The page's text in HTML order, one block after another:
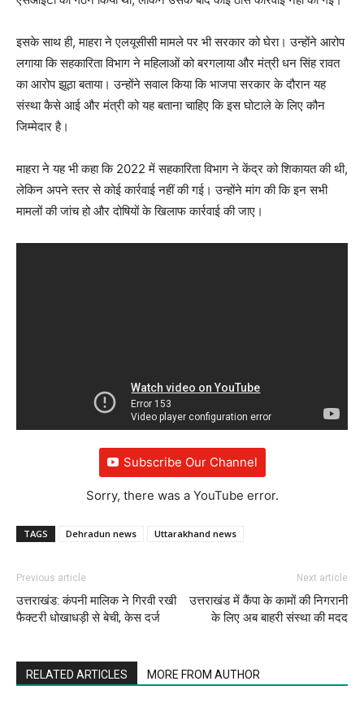
इसके साथ ही, माहरा ने एलयूसीसी मामले पर भी सरकार को घेरा। उन्होंने आरोप
लगाया कि सहकारिता विभाग ने महिलाओं को बरगलाया और मंत्री धन सिंह रावत
का आरोप झूठा बताया। उन्होंने सवाल किया कि भाजपा सरकार के दौरान यह
संस्था कैसे आई और मंत्री को यह बताना चाहिए कि इस घोटाले के लिए कौन
जिम्मेदार है।
माहरा ने यह भी कहा कि 2022 में सहकारिता विभाग ने केंद्र को शिकायत की थी,
लेकिन अपने स्तर से कोई कार्रवाई नहीं की गई। उन्होंने मांग की कि इन सभी
मामलों की जांच हो और दोषियों के खिलाफ कार्रवाई की जाए।
Subscribe Our Channel
Sorry, there was a YouTube error.
TAGS Dehradun news Uttarakhand news
Previous article
उत्तराखंड: कंपनी मालिक ने गिरवी रखी
फैक्टरी धोखाधड़ी से बेची, केस दर्ज
Next article
उत्तराखंड में कैंपा के कामों की निगरानी
के लिए अब बाहरी संस्था की मदद
RELATED ARTICLES MORE FROM AUTHOR